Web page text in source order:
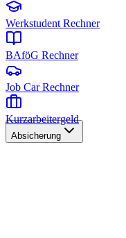
Werkstudent Rechner
BAföG Rechner
Job Car Rechner
Kurzarbeitergeld
Absicherung